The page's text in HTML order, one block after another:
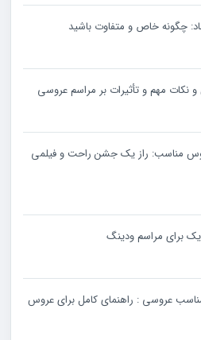
چگونه خاص و متفاوت باشید
نکات مهم و تأثیرات بر مراسم عروسی
مناسب: راز یک جشن راحت و فیلمی
برای مراسم ودینگ
عروسی : راهنمای کامل برای عروس